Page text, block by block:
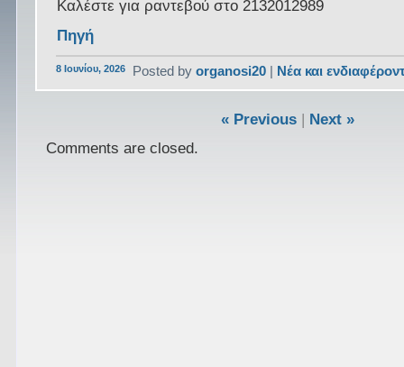
Καλέστε για ραντεβού στο 2132012989
Πηγή
8 Ιουνίου, 2026 Posted byorganosi20 | Νέα και
« Previous| Next »
Comments are closed.